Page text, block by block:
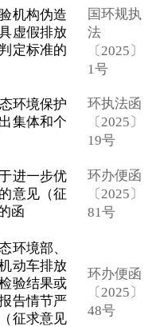
机构伪造
虚假排放
定标准的
国环规执
法
〔2025〕
1号
环境保护
集体和个
环执法函
〔2025〕
19号
进一步优
意见（征
函
环办便函
〔2025〕
81号
环境部、
动车排放
验结果或
告情节严
征求意见
环办便函
〔2025〕
48号